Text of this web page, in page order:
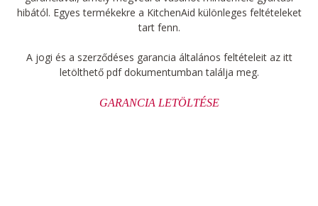
hibától. Egyes termékekre a KitchenAid különleges feltételeket
tart fenn.
A jogi és a szerződéses garancia általános feltételeit az itt
letölthető pdf dokumentumban találja meg.
GARANCIA LETÖLTÉSE